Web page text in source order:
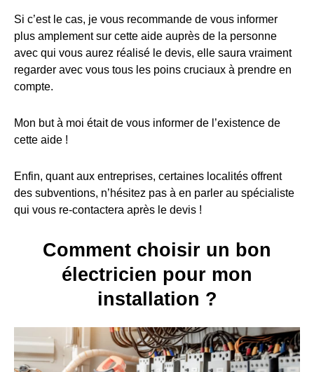
Si c’est le cas, je vous recommande de vous informer
plus amplement sur cette aide auprès de la personne
avec qui vous aurez réalisé le devis, elle saura vraiment
regarder avec vous tous les poins cruciaux à prendre en
compte.
Mon but à moi était de vous informer de l’existence de
cette aide !
Enfin, quant aux entreprises, certaines localités offrent
des subventions, n’hésitez pas à en parler au spécialiste
qui vous re-contactera après le devis !
Comment choisir un bon
électricien pour mon
installation ?